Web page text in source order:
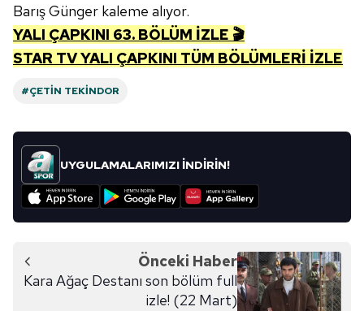
Barış Günger kaleme alıyor.
YALI ÇAPKINI 63. BÖLÜM İZLE 🎬
STAR TV YALI ÇAPKINI TÜM BÖLÜMLERİ İZLE
#ÇETIN TEKINDOR
UYGULAMALARIMIZI İNDİRİN!
Önceki Haber
Kara Ağaç Destanı son bölüm full
izle! (22 Mart)